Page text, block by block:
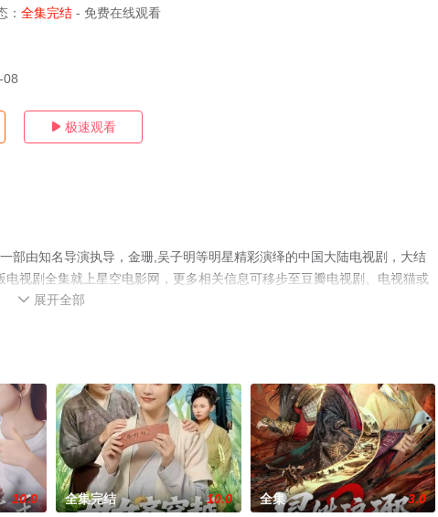
： 全集完结 - 免费在线观看
08
 极速观看
部由知名导演执导，金珊,吴子明等明星精彩演绎的中国大陆电视剧，大结
视剧全集就上星空电影网，更多相关信息可移步至豆瓣电视剧、电视猫或
 展开全部
10.0 全集完结 10.0 全集 3.0